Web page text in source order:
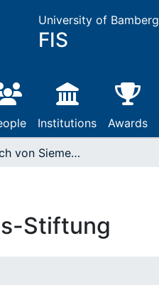
University of Bamberg
FIS
Institutions Awards
Carl Friedrich von Siemens-Stiftung
Stiftung